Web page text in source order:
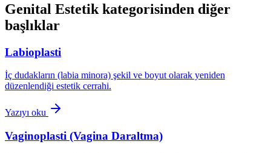
Genital Estetik kategorisinden diğer
başlıklar
Labioplasti
İç dudakların (labia minora) şekil ve boyut olarak yeniden
düzenlendiği estetik cerrahi.
Yazıyı oku
Vaginoplasti (Vagina Daraltma)